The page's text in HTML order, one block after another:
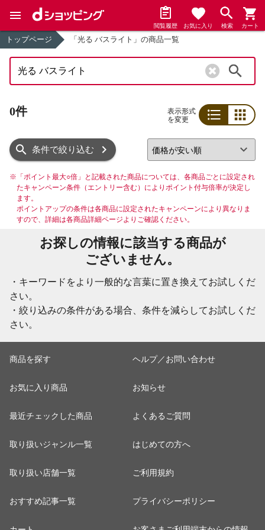
閲覧履歴 お気に入り 検索 カート
トップページ 「光る バスライト」の商品一覧
0件
表示形式
を変更
条件で絞り込む
※ 「ポイント最大○倍」と記載された商品については、各商品ごとに設定され
たキャンペーン条件（エントリー含む）によりポイント付与倍率が決定し
ます。
ポイントアップの条件は各商品に設定されたキャンペーンにより異なりま
すので、詳細は各商品詳細ページよりご確認ください。
お探しの情報に該当する商品が
ございません。
・キーワードをより一般的な言葉に置き換えてお試しくだ
さい。
・絞り込みの条件がある場合、条件を減らしてお試しくだ
さい。
商品を探す
お気に入り商品
最近チェックした商品
取り扱いジャンル一覧
取り扱い店舗一覧
おすすめ記事一覧
ヘルプ／お問い合わせ
お知らせ
よくあるご質問
はじめての方へ
ご利用規約
プライバシーポリシー